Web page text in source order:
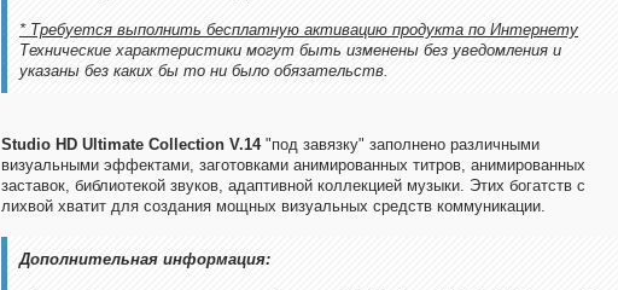
* Требуется выполнить бесплатную активацию продукта по Интернету
Технические характеристики могут быть изменены без уведомления и
указаны без каких бы то ни было обязательств.
Studio HD Ultimate Collection V.14"под завязку" заполнено различными
визуальными эффектами, заготовками анимированных титров, анимированных
заставок, библиотекой звуков, адаптивной коллекцией музыки. Этих богатств с
лихвой хватит для создания мощных визуальных средств коммуникации.
Дополнительная информация: